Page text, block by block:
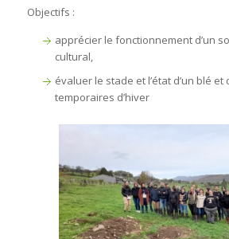
Objectifs :
apprécier le fonctionnement d’un
cultural,
évaluer le stade et l’état d’un blé et
temporaires d’hiver